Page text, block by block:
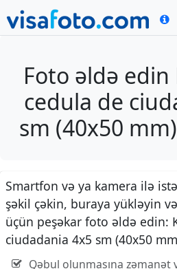
Foto əldə
cedula de
sm (40x50
Smartfon və ya kamera ilə
şəkil çəkin, buraya yükləyin
üçün peşəkar foto əldə edin:
ciudadania 4x5 sm (40x50
Qəbul olunmasına zəmanət